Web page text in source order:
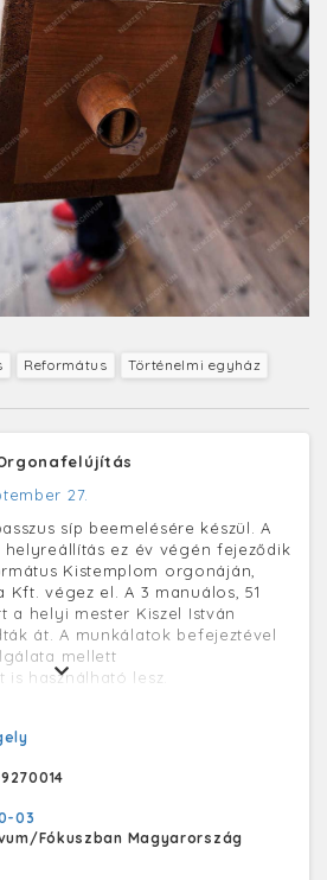
Református Történelmi egyház
27.
síp beemelésére készül. A
helyreállítás ez év végén fejeződik
Kistemplom orgonáján,
Kft. végez el. A 3 manuálos, 51
a helyi mester Kiszel István
át. A munkálatok befejeztével
mellett
használható lesz.
03
Fókuszban Magyarország